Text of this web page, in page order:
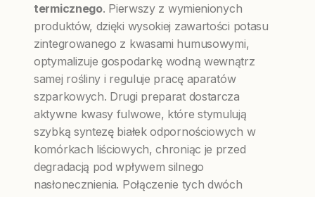
termicznego. Pierwszy z wymienionych
produktów, dzięki wysokiej zawartości potasu
zintegrowanego z kwasami humusowymi,
optymalizuje gospodarkę wodną wewnątrz
samej rośliny i reguluje pracę aparatów
szparkowych. Drugi preparat dostarcza
aktywne kwasy fulwowe, które stymulują
szybką syntezę białek odpornościowych w
komórkach liściowych, chroniąc je przed
degradacją pod wpływem silnego
nasłonecznienia. Połączenie tych dwóch